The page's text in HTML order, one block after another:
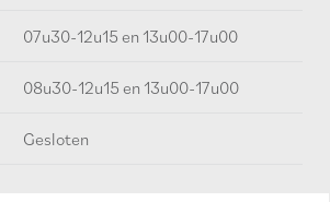
07u30-12u15 en 13u00-17u00
08u30-12u15 en 13u00-17u00
Gesloten